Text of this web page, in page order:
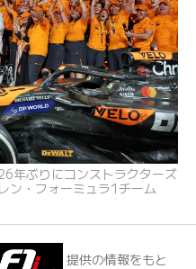
ぶりにコンストラクターズ
ン・フォーミュラ1チーム
提供の情報をもと